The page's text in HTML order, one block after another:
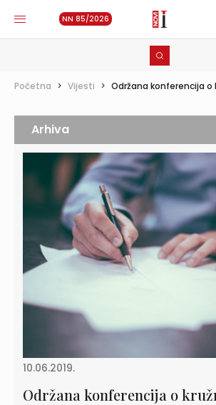
NN 85/2026
Početna > Vijesti > Održana konferencija o
10.06.2019.
Održana konferencija o
Arhiva